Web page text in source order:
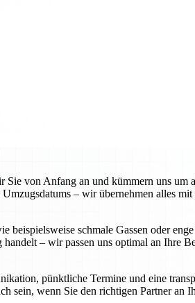
von Anfang an und kümmern uns um
– wir übernehmen alles
schmale Gassen oder enge
– wir passen uns optimal an Ihre
pünktliche Termine und eine
sein, wenn Sie den richtigen Partner an